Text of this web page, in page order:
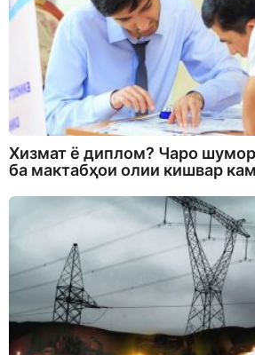
Хизмат ё диплом? Чаро
ба мактабҳои олии кишвар